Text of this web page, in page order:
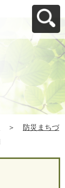
＞
防災まちづ